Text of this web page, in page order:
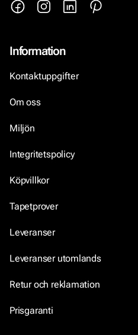
Information
Kontaktuppgifter
Om oss
Miljön
Integritetspolicy
Köpvillkor
Tapetprover
Leveranser
Leveranser utomlands
Retur och reklamation
Prisgaranti